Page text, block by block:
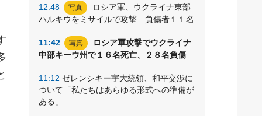
12:48 写真
ロシア軍、ウクライナ東部
ハルキウをミサイルで攻撃 負傷者１１名
11:42 写真
ロシア軍攻撃でウクライナ
中部キーウ州で１６名死亡、２８名負傷
11:12 ゼレンシキー宇大統領、和平交渉に
ついて「私たちはあらゆる形式への準備が
ある」